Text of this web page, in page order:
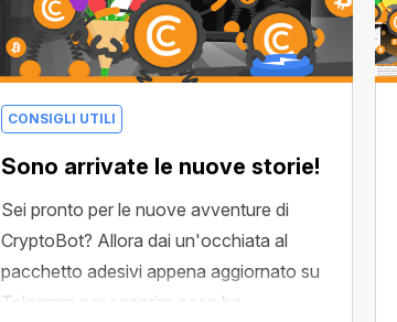
CONSIGLI UTILI
Sono arrivate le nuove storie!
Sei pronto per le nuove avventure di
CryptoBot? Allora dai un'occhiata al
pacchetto adesivi appena aggiornato su
Telegram per scoprire cosa ha